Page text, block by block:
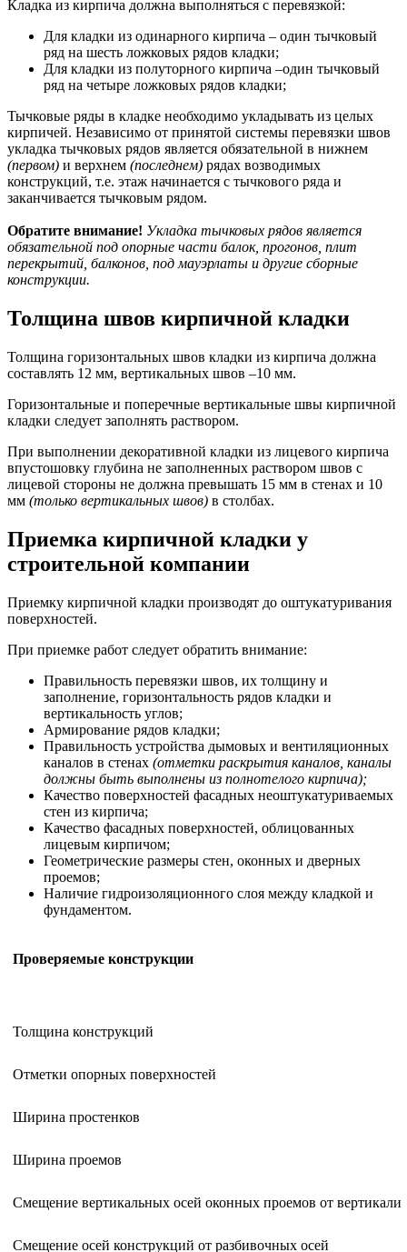
Кладка из кирпича должна выполняться с перевязкой:
Для кладки из одинарного кирпича – один тычковый
ряд на шесть ложковых рядов кладки;
Для кладки из полуторного кирпича –один тычковый
ряд на четыре ложковых рядов кладки;
Тычковые ряды в кладке необходимо укладывать из целых
кирпичей. Независимо от принятой системы перевязки швов
укладка тычковых рядов является обязательной в нижнем
(первом) и верхнем (последнем) рядах возводимых
конструкций, т.е. этаж начинается с тычкового ряда и
заканчивается тычковым рядом.
Обратите внимание! Укладка тычковых рядов является
обязательной под опорные части балок, прогонов, плит
перекрытий, балконов, под мауэрлаты и другие сборные
конструкции.
Толщина швов кирпичной кладки
Толщина горизонтальных швов кладки из кирпича должна
составлять 12 мм, вертикальных швов –10 мм.
Горизонтальные и поперечные вертикальные швы кирпичной
кладки следует заполнять раствором.
При выполнении декоративной кладки из лицевого кирпича
впустошовку глубина не заполненных раствором швов с
лицевой стороны не должна превышать 15 мм в стенах и 10
мм (только вертикальных швов) в столбах.
Приемка кирпичной кладки у
строительной компании
Приемку кирпичной кладки производят до оштукатуривания
поверхностей.
При приемке работ следует обратить внимание:
Правильность перевязки швов, их толщину и
заполнение, горизонтальность рядов кладки и
вертикальность углов;
Армирование рядов кладки;
Правильность устройства дымовых и вентиляционных
каналов в стенах (отметки раскрытия каналов, каналы
должны быть выполнены из полнотелого кирпича);
Качество поверхностей фасадных неоштукатуриваемых
стен из кирпича;
Качество фасадных поверхностей, облицованных
лицевым кирпичом;
Геометрические размеры стен, оконных и дверных
проемов;
Наличие гидроизоляционного слоя между кладкой и
фундаментом.
Проверяемые конструкции
Толщина конструкций
Отметки опорных поверхностей
Ширина простенков
Ширина проемов
Смещение вертикальных осей оконных проемов от вертикали
Смещение осей конструкций от разбивочных осей